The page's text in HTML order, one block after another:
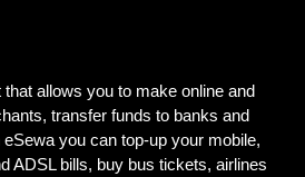
allows you to make online and
transfer funds to banks and
you can top-up your mobile,
ADSL bills, buy bus tickets, airlines